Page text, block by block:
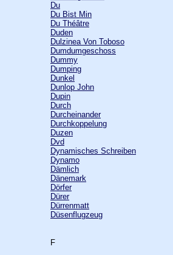
Du
Du Bist Min
Du Théâtre
Duden
Dulzinea Von Toboso
Dumdumgeschoss
Dummy
Dumping
Dunkel
Dunlop John
Dupin
Durch
Durcheinander
Durchkoppelung
Duzen
Dvd
Dynamisches Schreiben
Dynamo
Dämlich
Dänemark
Dörfer
Dürer
Dürrenmatt
Düsenflugzeug
F